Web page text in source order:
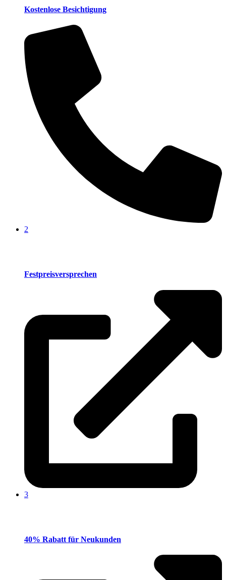
Kostenlose Besichtigung
2
Festpreisversprechen
3
40% Rabatt für Neukunden